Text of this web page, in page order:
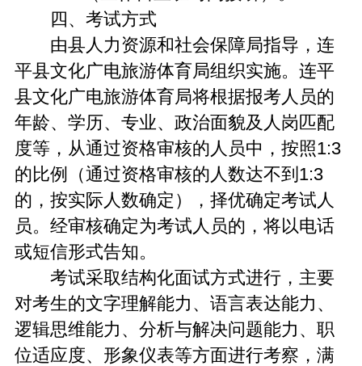
四、考试方式
由县人力资源和社会保障局指导，连
平县文化广电旅游体育局组织实施。连平
县文化广电旅游体育局将根据报考人员的
年龄、学历、专业、政治面貌及人岗匹配
度等，从通过资格审核的人员中，按照1:3
的比例（通过资格审核的人数达不到1:3
的，按实际人数确定），择优确定考试人
员。经审核确定为考试人员的，将以电话
或短信形式告知。
考试采取结构化面试方式进行，主要
对考生的文字理解能力、语言表达能力、
逻辑思维能力、分析与解决问题能力、职
位适应度、形象仪表等方面进行考察，满